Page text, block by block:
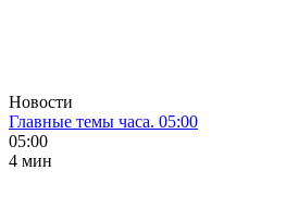
Новости
Главные темы часа. 05:00
05:00
4 мин